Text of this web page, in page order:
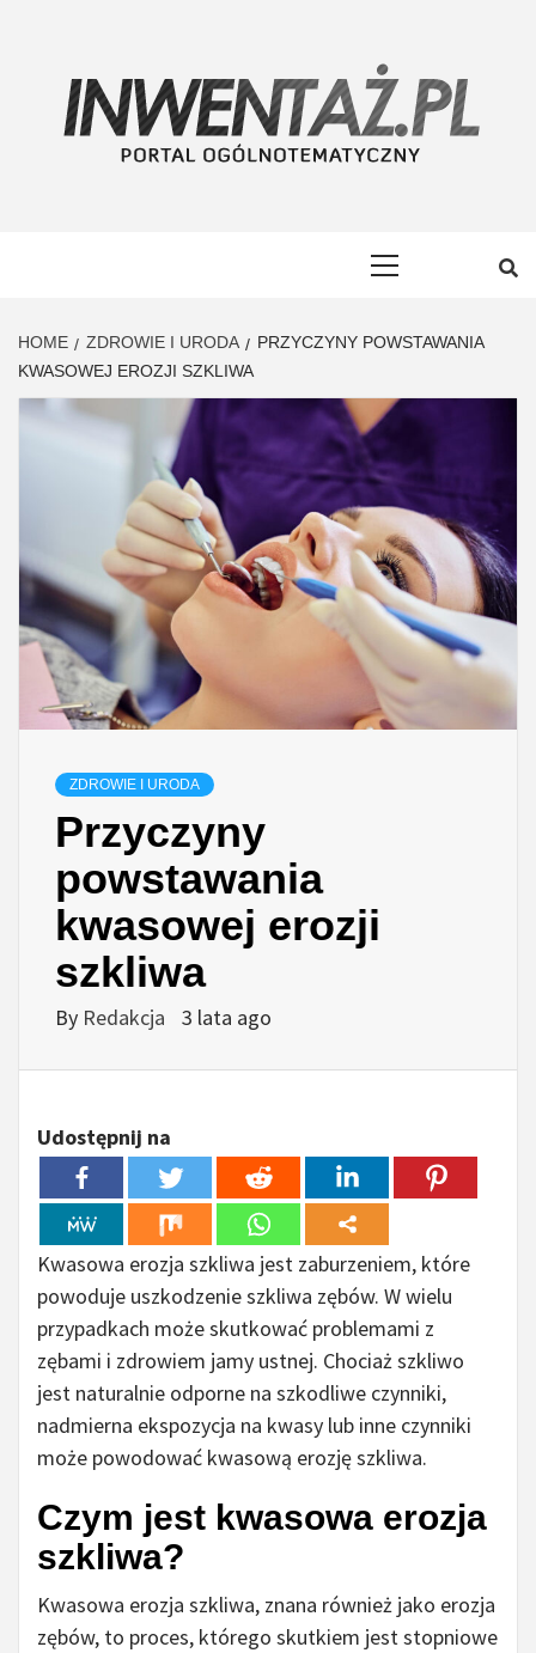
HOME ZDROWIE I URODA
PRZYCZYNY POWSTAWANIA
KWASOWEJ EROZJI SZKLIWA
ZDROWIE I URODA
Przyczyny
powstawania
kwasowej erozji
szkliwa
By Redakcja 3 lata ago
Udostępnij na
Kwasowa erozja szkliwa jest zaburzeniem, które
powoduje uszkodzenie szkliwa zębów. W wielu
przypadkach może skutkować problemami z
zębami i zdrowiem jamy ustnej. Chociaż szkliwo
jest naturalnie odporne na szkodliwe czynniki,
nadmierna ekspozycja na kwasy lub inne czynniki
może powodować kwasową erozję szkliwa.
Czym jest kwasowa erozja
szkliwa?
Kwasowa erozja szkliwa, znana również jako erozja
zębów, to proces, którego skutkiem jest stopniowe